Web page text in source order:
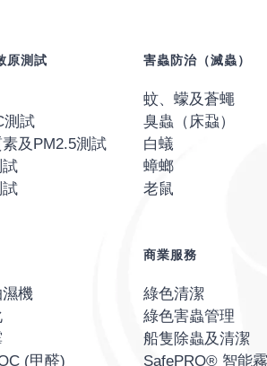
原測試
測試
及PM2.5測試
機
(甲醛)
害蟲防治（滅蟲）
蚊、蠓及蒼蠅
臭蟲（床蝨）
白蟻
蟑螂
老鼠
商業服務
綠色清潔
綠色害蟲管理
船隻除蟲及清潔
SafePRO® 智能